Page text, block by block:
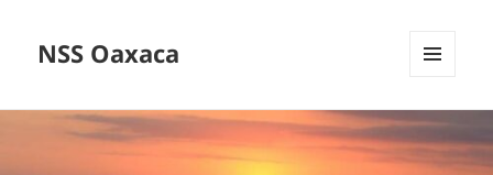
NSS Oaxaca
WIDGETS